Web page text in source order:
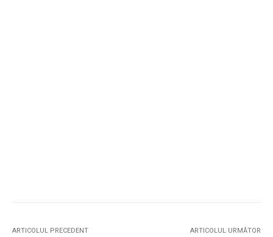
ARTICOLUL PRECEDENT ARTICOLUL URMĂTOR